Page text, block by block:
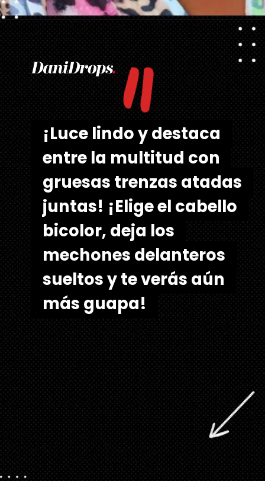
Abriendo... "
¡Luce lindo y destaca
entre la multitud con
gruesas trenzas atadas
juntas! ¡Elige el cabello
bicolor, deja los
mechones delanteros
sueltos y te verás aún
más guapa!
¡Luce lindo y destaca
entre la multitud con
gruesas trenzas atadas
juntas! ¡Elige el cabello
bicolor, deja los
mechones delanteros
sueltos y te verás aún
más guapa!